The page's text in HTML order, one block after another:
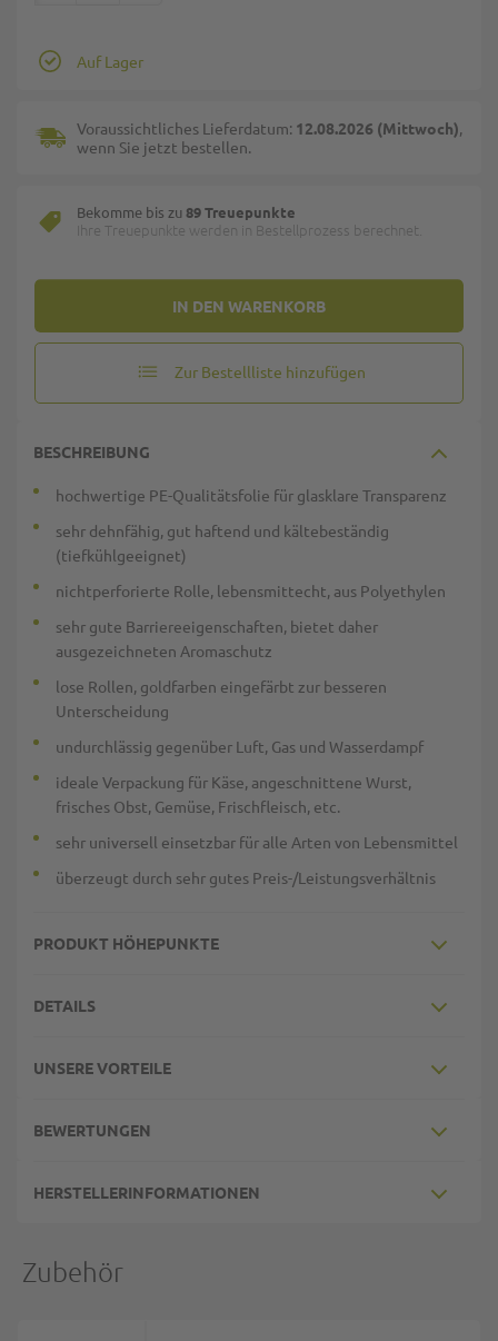
IN DEN WARENKORB
Auf Lager
Voraussichtliches Lieferdatum: 12.08.2026 (Mittwoch),
wenn Sie jetzt bestellen.
Bekomme bis zu 89 Treuepunkte
Ihre Treuepunkte werden in Bestellprozess berechnet.
Zur Bestellliste hinzufügen
BESCHREIBUNG
hochwertige PE-Qualitätsfolie für glasklare Transparenz
sehr dehnfähig, gut haftend und kältebeständig
(tiefkühlgeeignet)
nichtperforierte Rolle, lebensmittecht, aus Polyethylen
sehr gute Barriereeigenschaften, bietet daher
ausgezeichneten Aromaschutz
lose Rollen, goldfarben eingefärbt zur besseren
Unterscheidung
undurchlässig gegenüber Luft, Gas und Wasserdampf
ideale Verpackung für Käse, angeschnittene Wurst,
frisches Obst, Gemüse, Frischfleisch, etc.
sehr universell einsetzbar für alle Arten von Lebensmittel
überzeugt durch sehr gutes Preis-/Leistungsverhältnis
PRODUKT HÖHEPUNKTE
DETAILS
UNSERE VORTEILE
BEWERTUNGEN
HERSTELLERINFORMATIONEN
Zubehör